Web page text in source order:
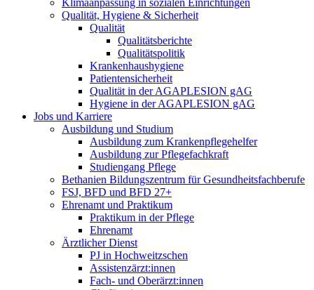
Klimaanpassung in sozialen Einrichtungen
Qualität, Hygiene & Sicherheit
Qualität
Qualitätsberichte
Qualitätspolitik
Krankenhaushygiene
Patientensicherheit
Qualität in der AGAPLESION gAG
Hygiene in der AGAPLESION gAG
Jobs und Karriere
Ausbildung und Studium
Ausbildung zum Krankenpflegehelfer
Ausbildung zur Pflegefachkraft
Studiengang Pflege
Bethanien Bildungszentrum für Gesundheitsfachberufe
FSJ, BFD und BFD 27+
Ehrenamt und Praktikum
Praktikum in der Pflege
Ehrenamt
Ärztlicher Dienst
PJ in Hochweitzschen
Assistenzärzt:innen
Fach- und Oberärzt:innen